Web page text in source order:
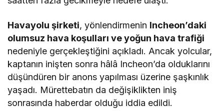
Havayolu şirketi, yönlendirmenin Incheon’daki
olumsuz hava koşulları ve yoğun hava trafiği
nedeniyle gerçekleştiğini açıkladı. Ancak yolcular,
kaptanın inişten sonra hâlâ Incheon’da olduklarını
düşündüren bir anons yapılması üzerine şaşkınlık
yaşadı. Mürettebatın da değişiklikten iniş
sonrasında haberdar olduğu iddia edildi.